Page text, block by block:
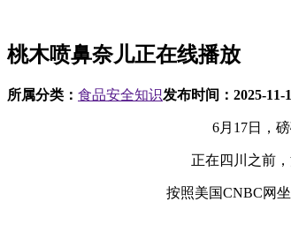
桃木喷鼻奈儿正在线播放
所属分类： 食品安全知识发布时间： 2025-11-
6月17日，磅礴
正在四川之前，河
按照美国CNBC网坐梳